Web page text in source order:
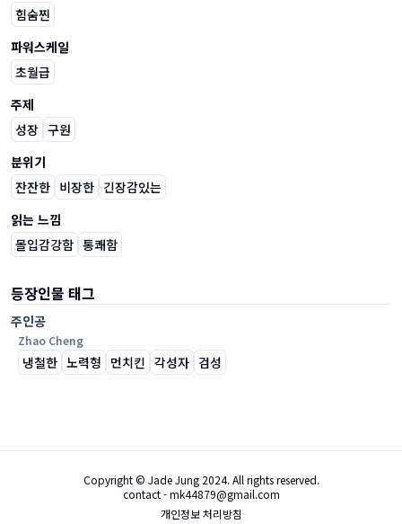
힘숨찐
파워스케일
초월급
주제
성장 구원
분위기
잔잔한 비장한 긴장감있는
읽는 느낌
몰입감강함 통쾌함
등장인물 태그
주인공
Zhao Cheng
냉철한 노력형 먼치킨 각성자 검성
Copyright © Jade Jung 2024. All rights reserved.
contact - mk44879@gmail.com
개인정보 처리방침